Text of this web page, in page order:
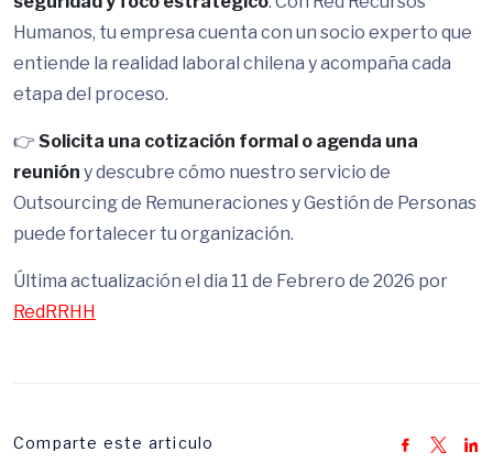
Humanos, tu empresa cuenta con un socio experto que
entiende la realidad laboral chilena y acompaña cada
etapa del proceso.
👉 Solicita una cotización formal o agenda una
reunión y descubre cómo nuestro servicio de
Outsourcing de Remuneraciones y Gestión de Personas
puede fortalecer tu organización.
Última actualización el dia 11 de Febrero de 2026 por
RedRRHH
Comparte este articulo